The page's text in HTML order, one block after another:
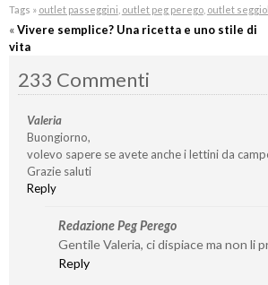
Tags » outlet passeggini outlet peg perego, outlet
«Vivere semplice? Una ricetta e uno stile di
vita
233 Commenti
Valeria
Buongiorno,
volevo sapere se avete anche i lettini da
Grazie saluti
Reply
Redazione Peg Perego
Gentile Valeria, ci dispiace ma non li
Reply